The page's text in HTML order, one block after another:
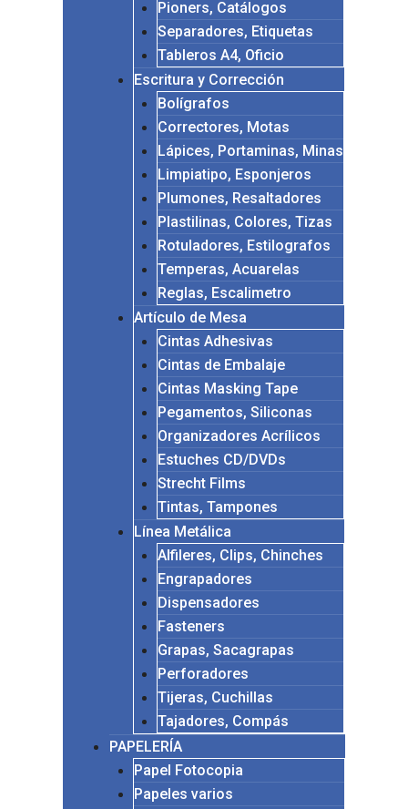
Pioners, Catálogos
Separadores, Etiquetas
Tableros A4, Oficio
Escritura y Corrección
Bolígrafos
Correctores, Motas
Lápices, Portaminas, Minas
Limpiatipo, Esponjeros
Plumones, Resaltadores
Plastilinas, Colores, Tizas
Rotuladores, Estilografos
Temperas, Acuarelas
Reglas, Escalimetro
Artículo de Mesa
Cintas Adhesivas
Cintas de Embalaje
Cintas Masking Tape
Pegamentos, Siliconas
Organizadores Acrílicos
Estuches CD/DVDs
Strecht Films
Tintas, Tampones
Línea Metálica
Alfileres, Clips, Chinches
Engrapadores
Dispensadores
Fasteners
Grapas, Sacagrapas
Perforadores
Tijeras, Cuchillas
Tajadores, Compás
PAPELERÍA
Papel Fotocopia
Papeles varios